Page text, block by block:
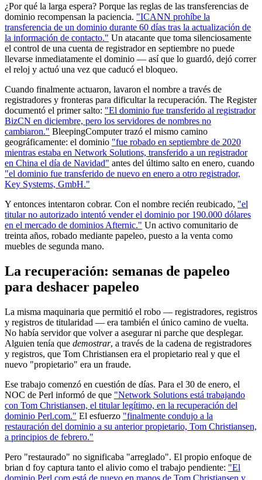
¿Por qué la larga espera? Porque las reglas de las transferencias de
dominio recompensan la paciencia. "ICANN prohíbe la
transferencia de un dominio durante 60 días tras la actualización de
la información de contacto." Un atacante que toma silenciosamente
el control de una cuenta de registrador en septiembre no puede
llevarse inmediatamente el dominio — así que lo guardó, dejó correr
el reloj y actuó una vez que caducó el bloqueo.
Cuando finalmente actuaron, lavaron el nombre a través de
registradores y fronteras para dificultar la recuperación. The Register
documentó el primer salto: "El dominio fue transferido al registrador
BizCN en diciembre, pero los servidores de nombres no
cambiaron." BleepingComputer trazó el mismo camino
geográficamente: el dominio "fue robado en septiembre de 2020
mientras estaba en Network Solutions, transferido a un registrador
en China el día de Navidad" antes del último salto en enero, cuando
"el dominio fue transferido de nuevo en enero a otro registrador,
Key Systems, GmbH."
Y entonces intentaron cobrar. Con el nombre recién reubicado, "el
titular no autorizado intentó vender el dominio por 190.000 dólares
en el mercado de dominios Afternic." Un activo comunitario de
treinta años, robado mediante papeleo, puesto a la venta como
muebles de segunda mano.
La recuperación: semanas de papeleo
para deshacer papeleo
La misma maquinaria que permitió el robo — registradores, registros
y registros de titularidad — era también el único camino de vuelta.
No había servidor que volver a asegurar ni parche que desplegar.
Alguien tenía que demostrar, a través de la cadena de registradores
y registros, que Tom Christiansen era el propietario real y que el
nuevo "propietario" era un fraude.
Ese trabajo comenzó en cuestión de días. Para el 30 de enero, el
NOC de Perl informó de que "Network Solutions está trabajando
con Tom Christiansen, el titular legítimo, en la recuperación del
dominio Perl.com." El esfuerzo "finalmente condujo a la
restauración del dominio a su anterior propietario, Tom Christiansen,
a principios de febrero."
Pero "restaurado" no significaba "arreglado". El propio enfoque de
brian d foy captura tanto el alivio como el trabajo pendiente: "El
dominio Perl.com está de nuevo en manos de Tom Christiansen y